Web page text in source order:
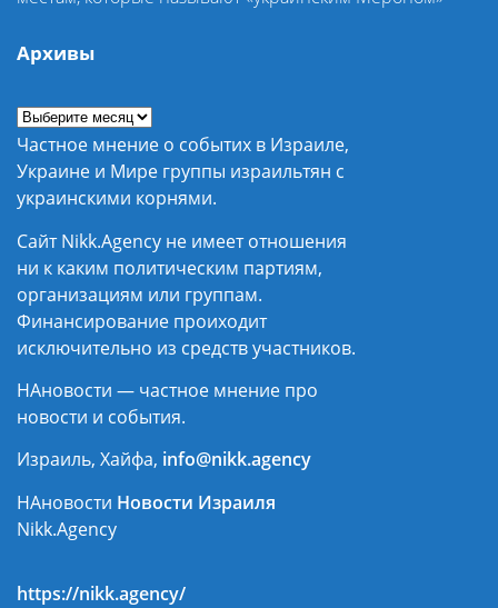
Архивы
Частное мнение о событих в Израиле,
Украине и Мире группы израильтян с
украинскими корнями.
Сайт Nikk.Agency не имеет отношения
ни к каким политическим партиям,
организациям или группам.
Финансирование проиходит
исключительно из средств участников.
НАновости — частное мнение про
новости и события.
Израиль, Хайфа, info@nikk.agency
НАновости Новости Израиля
Nikk.Agency
https://nikk.agency/